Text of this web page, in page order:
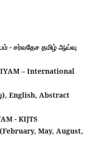
- சர்வதேச தமிழ் ஆய்வு
– International
English, Abstract
- KIJTS
May, August,